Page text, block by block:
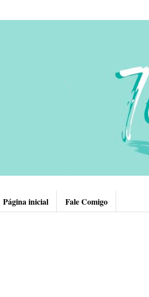
Página inicial Fale Comigo